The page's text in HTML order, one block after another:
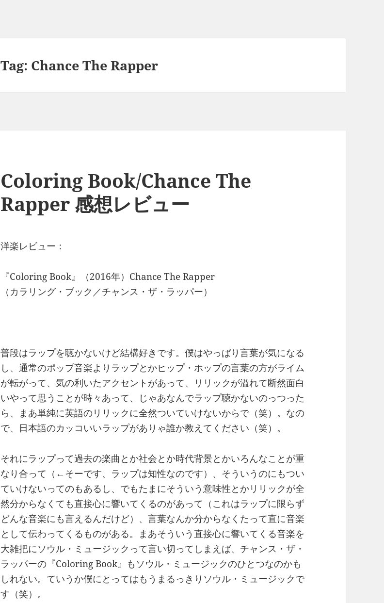
Tag: Chance The Rapper
Coloring Book/Chance The
Rapper 感想レビュー
洋楽レビュー：
『Coloring Book』（2016年）Chance The Rapper
（カラリング・ブック／チャンス・ザ・ラッパー）
普段はラップを聴かないけど結構好きです。僕はやっぱり言葉が気になる
し、通常のポップ音楽よりラップとかヒップ・ホップの言葉の方がライム
が転がって、気の利いたアクセントがあって、リリックが溢れて断然面白
いやって思うことが時々あって、じゃあなんでラップ聴かないのっつった
ら、まあ単純に英語のリリックに全然ついていけないからで（笑）。なの
で、日本語のカッコいいラップがありゃ誰か教えてください（笑）。
それにラップって過去の楽曲とか社会とか時代背景とかいろんなことが重
なり合って（←そーです、ラップは知性なのです）、そういうのにもつい
ていけないってのもあるし、でもたまにそういう意味性とかリリックが全
然分からなくても直接心に響いてくるのがあって（これはラップに限らず
どんな音楽にも言えるんだけど）、言葉なんか分からなくたって直に音楽
として伝わってくるものがある。まあそういう直接心に響いてくる音楽を
大雑把にソウル・ミュージックって言い切ってしまえば、チャンス・ザ・
ラッパーの『Coloring Book』もソウル・ミュージックのひとつなのかも
しれない。ていうか僕にとってはもうまるっきりソウル・ミュージックで
す（笑）。